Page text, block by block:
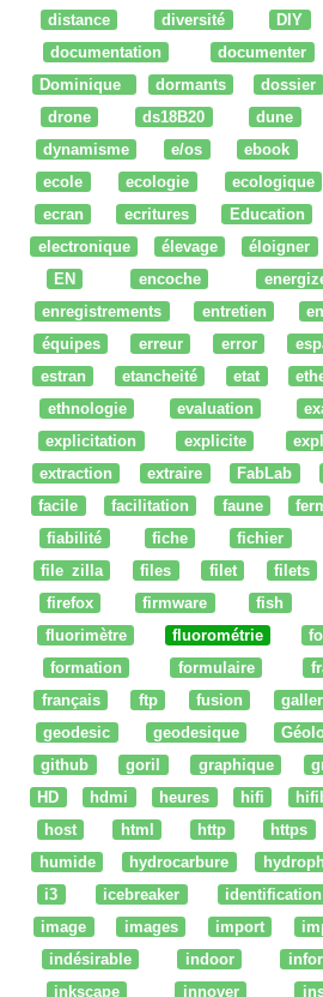
distance
diversité DIY
documentation
documenter
Dominique
dormants dossier
drone
ds18B20 dune
dynamisme
e/os ebook
ecole
ecologie ecologique
ecran
ecritures Education
electronique
élevage éloigner
EN
encoche
enregistrements
entretien
équipes
erreur error
estran
etancheité etat
ethnologie
evaluation
explicitation
explicite
extraction
extraire FabLab
facile
facilitation faune
fiabilité
fiche fichier
file zilla
files filet filets
firefox
firmware fish
fluorimètre
fluorométrie
formation
formulaire
français
ftp fusion
geodesic
geodesique
github
goril graphique
HD
hdmi heures hifi
host
html http https
humide
hydrocarbure
i3
icebreaker identification
image
images import
indésirable
indoor
inkscape
innover